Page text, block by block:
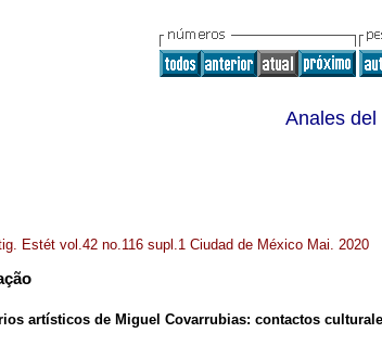
Anales
Estét vol.42 no.116 supl.1 Ciudad de México Mai. 2020
artísticos de Miguel Covarrubias: contactos